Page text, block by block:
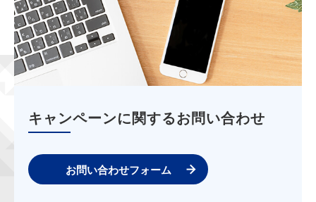
キャンペーンに関するお問い合わせ
お問い合わせフォーム